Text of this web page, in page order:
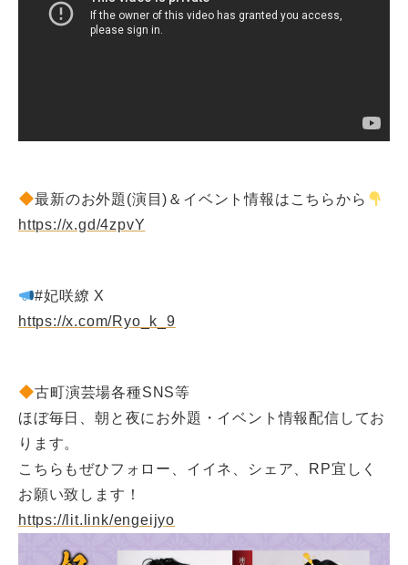
最新のお外題(演目)＆イベント情報はこちらから
https://x.gd/4zpvY
#妃咲繚 X
https://x.com/Ryo_k_9
古町演芸場各種SNS等
ほぼ毎日、朝と夜にお外題・イベント情報配信してお
ります。
こちらもぜひフォロー、イイネ、シェア、RP宜しく
お願い致します！
https://lit.link/engeijyo